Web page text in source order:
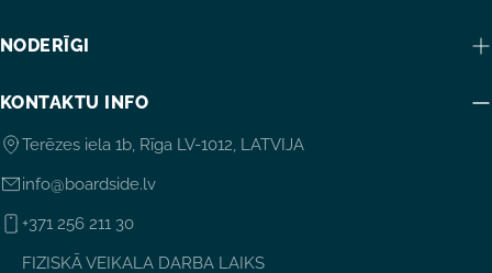
NODERĪGI
KONTAKTU INFO
Terēzes iela 1b, Rīga LV-1012, LATVIJA
info@boardside.lv
+371 256 211 30
FIZISKĀ VEIKALA DARBA LAIKS